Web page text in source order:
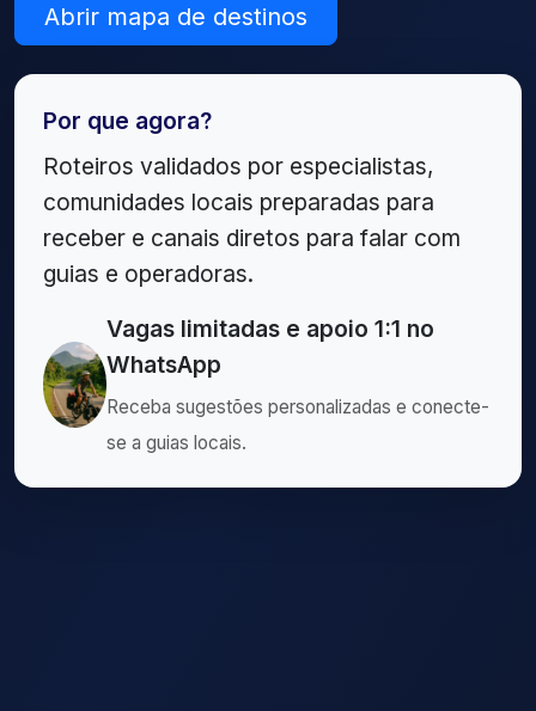
Abrir mapa de destinos
Por que agora?
Roteiros validados por especialistas,
comunidades locais preparadas para
receber e canais diretos para falar com
guias e operadoras.
Vagas limitadas e apoio 1:1 no
WhatsApp
Receba sugestões personalizadas e conecte-
se a guias locais.